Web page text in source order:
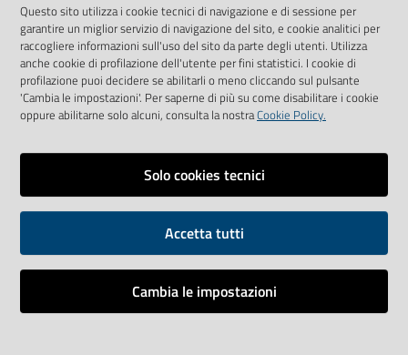
www.galliera.it
INDICE
AMMINISTRAZIONE TRASPARENTE
COLLEGAMENTO AI SOCIAL
YoutubeFacebook
Questo sito utilizza i cookie tecnici di navigazione e di sessione per
garantire un miglior servizio di navigazione del sito, e cookie analitici per
raccogliere informazioni sull'uso del sito da parte degli utenti. Utilizza
anche cookie di profilazione dell'utente per fini statistici. I cookie di
profilazione puoi decidere se abilitarli o meno cliccando sul pulsante
'Cambia le impostazioni'. Per saperne di più su come disabilitare i cookie
oppure abilitarne solo alcuni, consulta la nostraCookie Policy.
Solo cookies tecnici
Accetta tutti
Cambia le impostazioni